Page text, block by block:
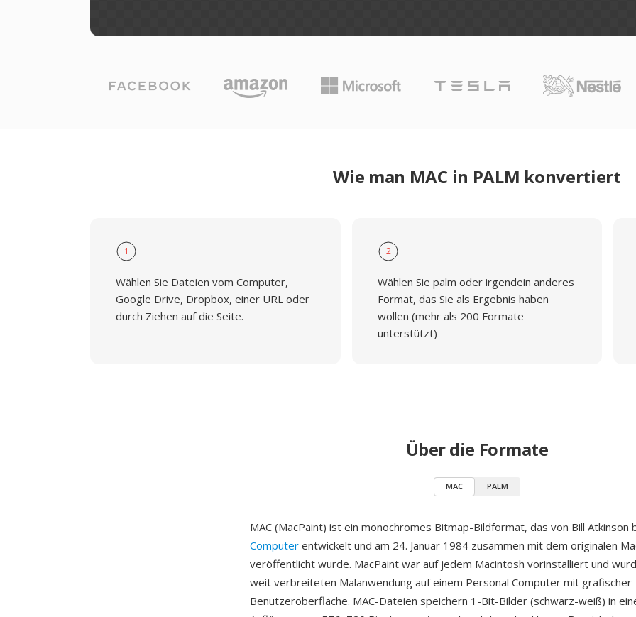
Wie man MAC in PALM konvertiert
1
Wählen Sie Dateien vom Computer,
Google Drive, Dropbox, einer URL oder
durch Ziehen auf die Seite.
2
Wählen Sie palm oder irgendein anderes
Format, das Sie als Ergebnis haben
wollen (mehr als 200 Formate
unterstützt)
Über die Formate
MAC PALM
MAC (MacPaint) ist ein monochromes Bitmap-Bildformat, das von Bill Atkinson
Computer entwickelt und am 24. Januar 1984 zusammen mit dem originalen
veröffentlicht wurde. MacPaint war auf jedem Macintosh vorinstalliert und
weit verbreiteten Malanwendung auf einem Personal Computer mit grafischer
Benutzeroberfläche. MAC-Dateien speichern 1-Bit-Bilder (schwarz-weiß) in